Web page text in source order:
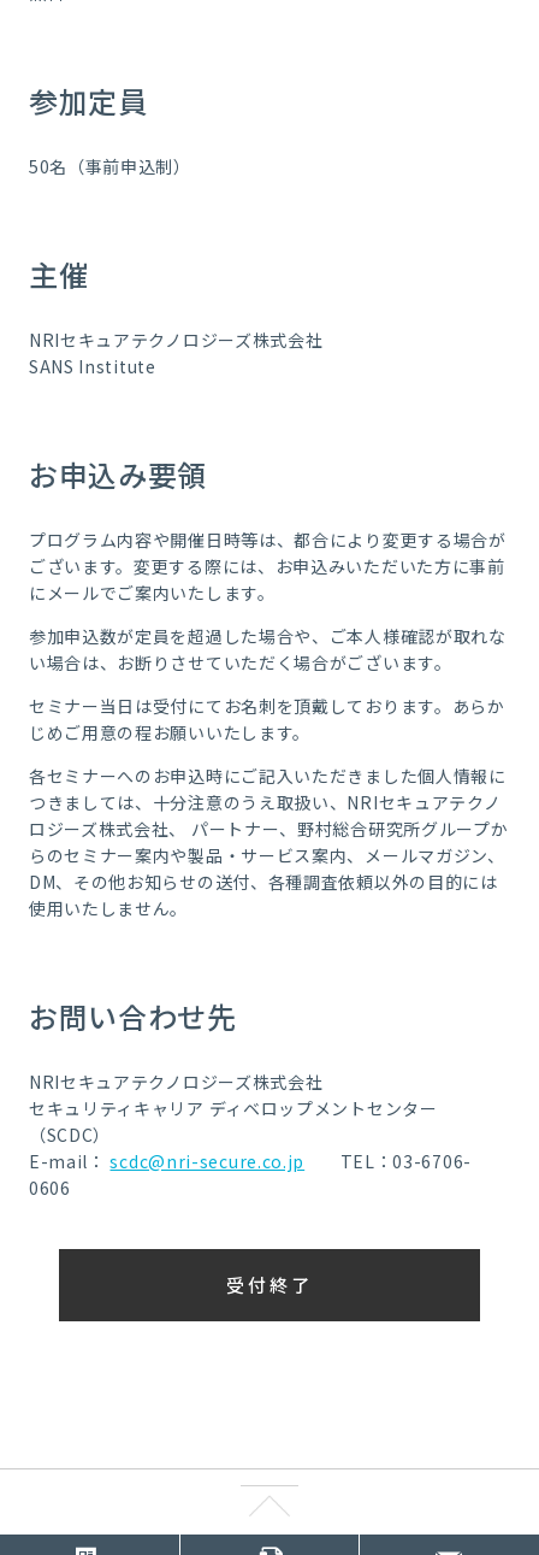
参加定員
50名（事前申込制）
主催
NRIセキュアテクノロジーズ株式会社
SANS Institute
お申込み要領
プログラム内容や開催日時等は、都合により変更する場合が
ございます。変更する際には、お申込みいただいた方に事前
にメールでご案内いたします。
参加申込数が定員を超過した場合や、ご本人様確認が取れな
い場合は、お断りさせていただく場合がございます。
セミナー当日は受付にてお名刺を頂戴しております。あらか
じめご用意の程お願いいたします。
各セミナーへのお申込時にご記入いただきました個人情報に
つきましては、十分注意のうえ取扱い、NRIセキュアテクノ
ロジーズ株式会社、 パートナー、野村総合研究所グループか
らのセミナー案内や製品・サービス案内、メールマガジン、
DM、その他お知らせの送付、各種調査依頼以外の目的には
使用いたしません。
お問い合わせ先
NRIセキュアテクノロジーズ株式会社
セキュリティキャリア ディベロップメントセンター
（SCDC）
E-mail：scdc@nri-secure.co.jp
TEL：03-6706-
0606
受付終了